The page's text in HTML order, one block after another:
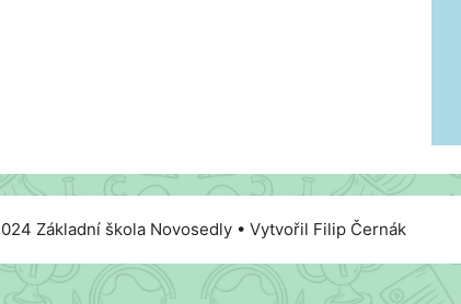
Základní škola Novosedly • Vytvořil Filip Černák